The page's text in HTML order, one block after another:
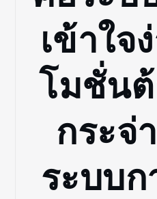
เข้าใจ
โมชั่น
กระจ่
ระบบก